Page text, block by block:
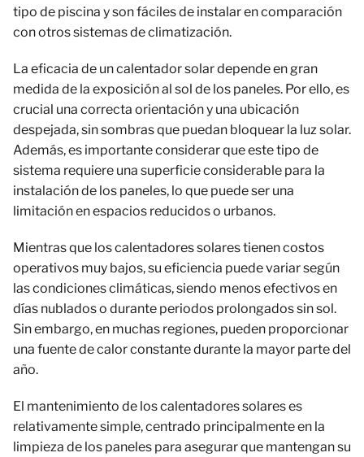
tipo de piscina y son fáciles de instalar en comparación
con otros sistemas de climatización.
La eficacia de un calentador solar depende en gran
medida de la exposición al sol de los paneles. Por ello, es
crucial una correcta orientación y una ubicación
despejada, sin sombras que puedan bloquear la luz solar.
Además, es importante considerar que este tipo de
sistema requiere una superficie considerable para la
instalación de los paneles, lo que puede ser una
limitación en espacios reducidos o urbanos.
Mientras que los calentadores solares tienen costos
operativos muy bajos, su eficiencia puede variar según
las condiciones climáticas, siendo menos efectivos en
días nublados o durante periodos prolongados sin sol.
Sin embargo, en muchas regiones, pueden proporcionar
una fuente de calor constante durante la mayor parte del
año.
El mantenimiento de los calentadores solares es
relativamente simple, centrado principalmente en la
limpieza de los paneles para asegurar que mantengan su